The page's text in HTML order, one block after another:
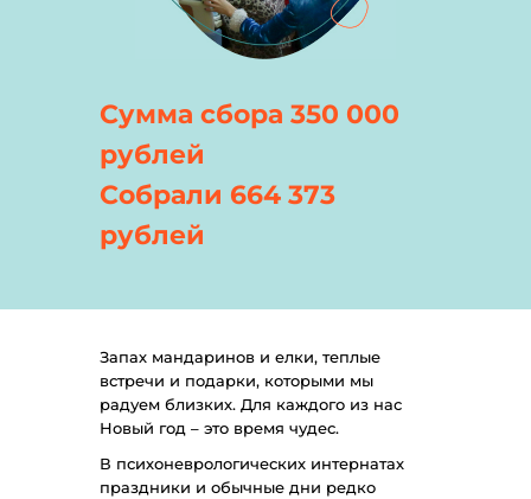
Сумма сбора 350 000
рублей
Собрали 664 373
рублей
Запах мандаринов и елки, теплые
встречи и подарки, которыми мы
радуем близких. Для каждого из нас
Новый год – это время чудес.
В психоневрологических интернатах
праздники и обычные дни редко